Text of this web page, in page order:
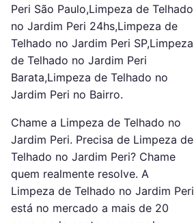
Peri São Paulo,Limpeza de Telhado
no Jardim Peri 24hs,Limpeza de
Telhado no Jardim Peri SP,Limpeza
de Telhado no Jardim Peri
Barata,Limpeza de Telhado no
Jardim Peri no Bairro.
Chame a Limpeza de Telhado no
Jardim Peri. Precisa de Limpeza de
Telhado no Jardim Peri? Chame
quem realmente resolve. A
Limpeza de Telhado no Jardim Peri
está no mercado a mais de 20